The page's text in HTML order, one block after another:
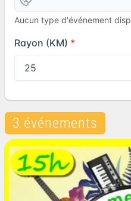
Aucun type d'événement
Rayon (KM)
3 événements